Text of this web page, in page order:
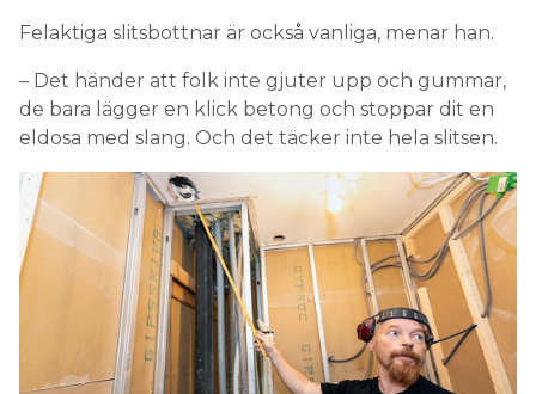
Felaktiga slitsbottnar är också vanliga, menar han.
– Det händer att folk inte gjuter upp och gummar,
de bara lägger en klick betong och stoppar dit en
eldosa med slang. Och det täcker inte hela slitsen.